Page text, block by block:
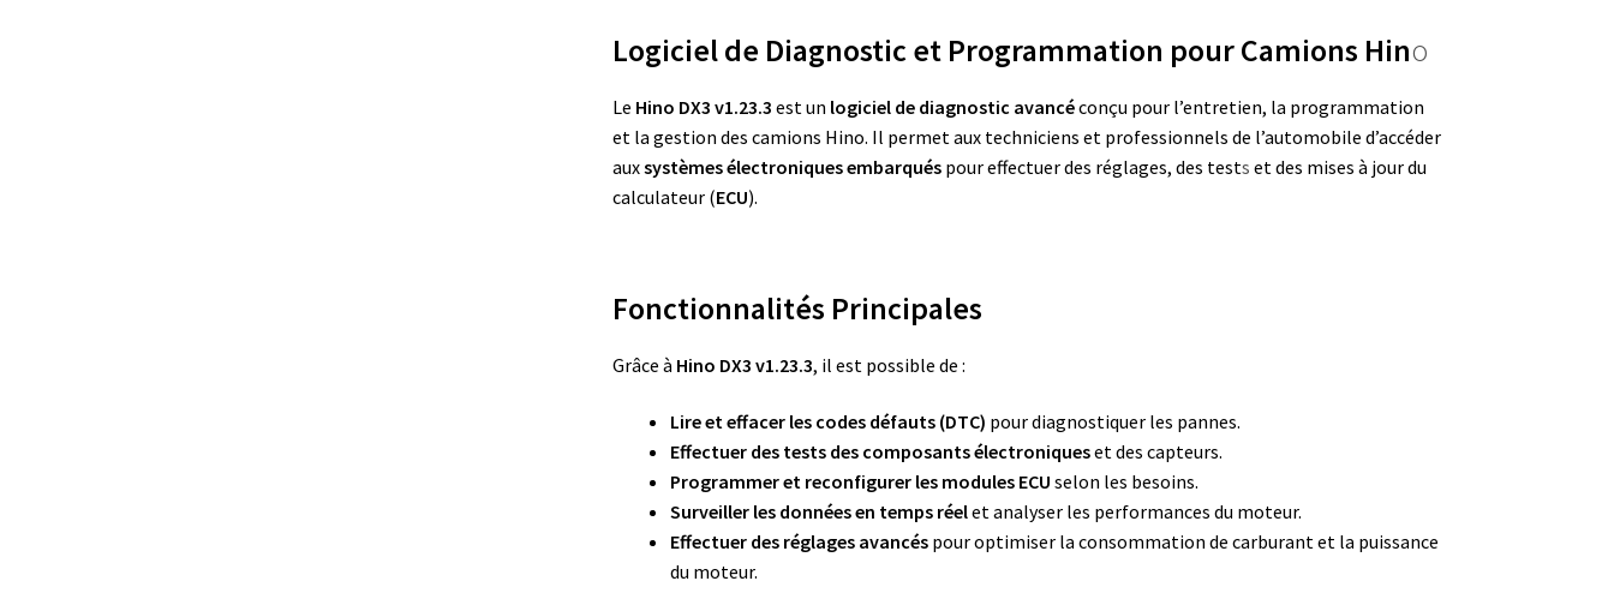
Logiciel de Diagnostic et Programmation pour Camions Hino
Le Hino DX3 v1.23.3 est un logiciel de diagnostic avancéconçu pour l’entretien, la programmation
et la gestion des camions Hino. Il permet aux techniciens et professionnels de l’automobile d’accéder
auxsystèmes électroniques embarqués pour effectuer des réglages, des tests et des mises à jour du
calculateur (ECU).
Fonctionnalités Principales
Grâce à Hino DX3 v1.23.3, il est possible de :
Lire et effacer les codes défauts (DTC) pour diagnostiquer les pannes.
Effectuer des tests des composants électroniqueset des capteurs.
Programmer et reconfigurer les modules ECU selon les besoins.
Surveiller les données en temps réelet analyser les performances du moteur.
Effectuer des réglages avancés pour optimiser la consommation de carburant et la puissance
du moteur.